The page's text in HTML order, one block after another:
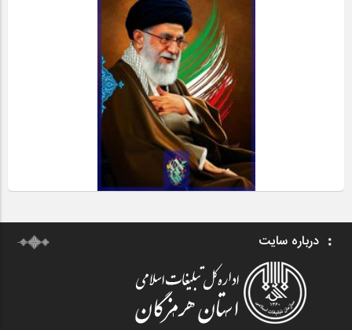
درباره سایت